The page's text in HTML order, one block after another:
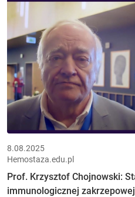
8.08.2025
Hemostaza.edu.pl
Prof. Krzysztof Chojnowski:
immunologicznej